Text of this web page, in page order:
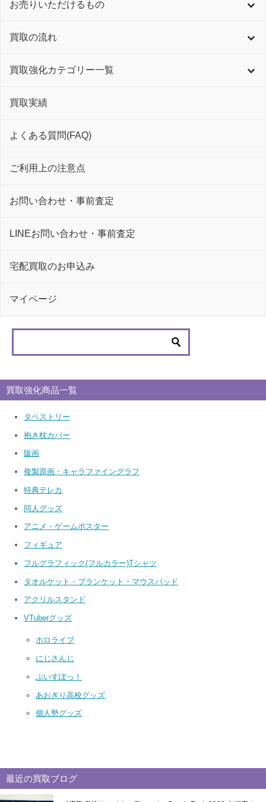
お売りいただけるもの
買取の流れ
買取強化カテゴリー一覧
買取実績
よくある質問(FAQ)
ご利用上の注意点
お問い合わせ・事前査定
LINEお問い合わせ・事前査定
宅配買取のお申込み
マイページ
買取強化商品一覧
タペストリー
抱き枕カバー
版画
複製原画・キャラファイングラフ
特典テレカ
同人グッズ
アニメ・ゲームポスター
フィギュア
フルグラフィック(フルカラー)Tシャツ
タオルケット・ブランケット・マウスパッド
アクリルスタンド
VTuberグッズ
ホロライブ
にじさんじ
ぶいすぽっ！
あおぎり高校グッズ
個人勢グッズ
最近の買取ブログ